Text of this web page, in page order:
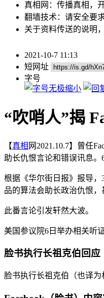
真相网：传播真相，
翻墙技术：请安全要
关于资料传送的说明
2021-10-7 11:13
短网址
字号
“吹哨人”揭
【真相 网2021.10.7】曾任
助长仇恨言论和错误讯息
根据《华尔街日报》报导，
品的算法会助长政治仇恨
此番言论引发轩然大波。
美国参议院6日举办相关听
脸书执行长祖克伯回应
脸书执行长祖克伯（也译